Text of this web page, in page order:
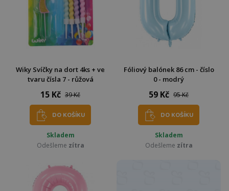
Wiky Svíčky na dort 4ks + ve
tvaru čísla 7 - růžová
15 Kč 39 Kč
DO KOŠÍKU
Skladem
Odešleme zítra
Fóliový balónek 86 cm - číslo
0 - modrý
59 Kč 95 Kč
DO KOŠÍKU
Skladem
Odešleme zítra